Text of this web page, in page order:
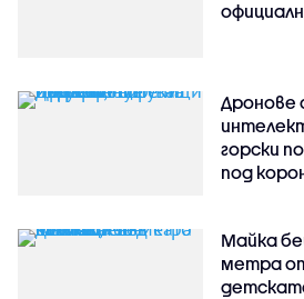
Дронове
горски
под
Майка
метра